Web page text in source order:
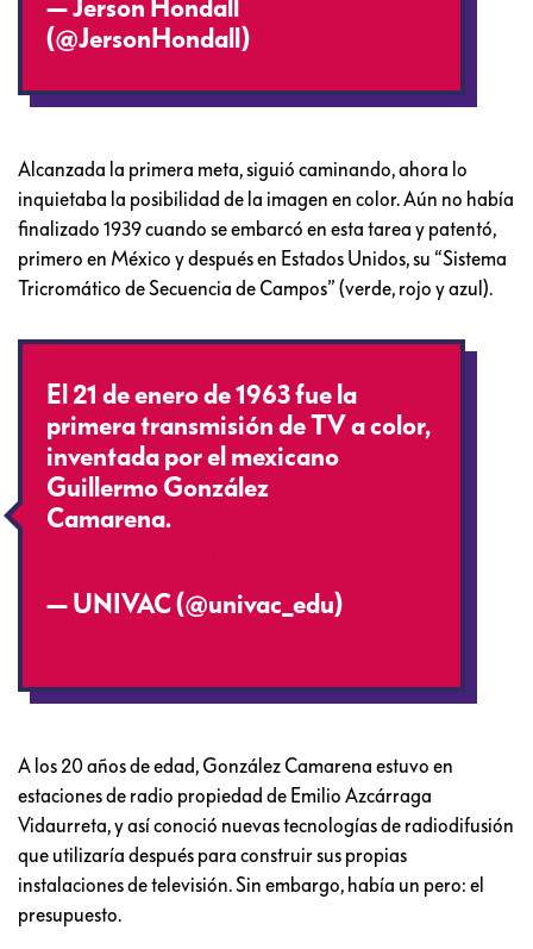
— Jerson Hondall
(@JersonHondall)
Alcanzada la primera meta, siguió caminando, ahora lo
inquietaba la posibilidad de la imagen en color. Aún no había
finalizado 1939 cuando se embarcó en esta tarea y patentó,
primero en México y después en Estados Unidos, su “Sistema
Tricromático de Secuencia de Campos” (verde, rojo y azul).
El 21 de enero de 1963 fue la
primera transmisión de TV a color,
inventada por el mexicano
Guillermo González
Camarena.
— UNIVAC (@univac_edu)
A los 20 años de edad, González Camarena estuvo en
estaciones de radio propiedad de Emilio Azcárraga
Vidaurreta, y así conoció nuevas tecnologías de radiodifusión
que utilizaría después para construir sus propias
instalaciones de televisión. Sin embargo, había un pero: el
presupuesto.